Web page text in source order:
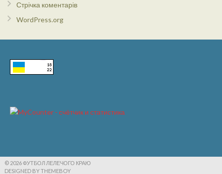
Стрічка коментарів
WordPress.org
© 2026 ФУТБОЛ ЛЕЛЕЧОГО КРАЮ
DESIGNED BY THEMEBOY